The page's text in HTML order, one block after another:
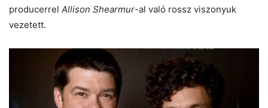
producerrel Allison Shearmur-al való rossz viszonyuk
vezetett.